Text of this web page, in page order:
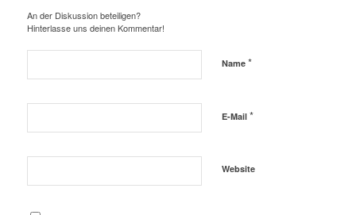
An der Diskussion beteiligen?
Hinterlasse uns deinen Kommentar!
Name *
E-Mail *
Website